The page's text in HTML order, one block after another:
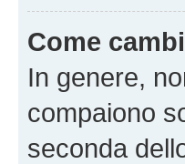
Come
In genere,
compaiono
seconda